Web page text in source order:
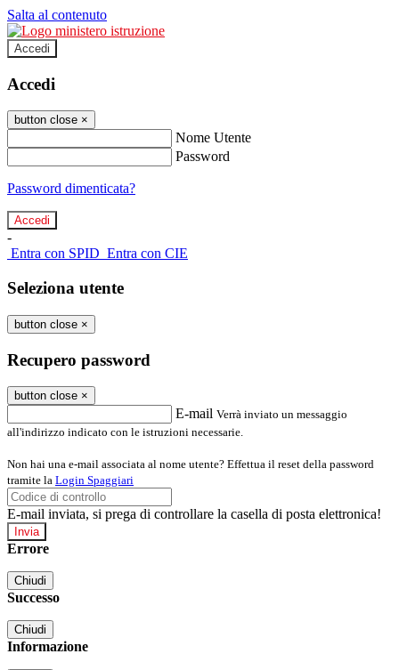
Salta al contenuto
Accedi
Accedi
button close ×
Nome Utente
Password
Password dimenticata?
-
Entra con SPID Entra con CIE
Seleziona utente
button close ×
Recupero password
button close ×
E-mail Verrà inviato un messaggio
all'indirizzo indicato con le istruzioni necessarie.
Non hai una e-mail associata al nome utente? Effettua il reset della password
tramite la Login Spaggiari
E-mail inviata, si prega di controllare la casella di posta elettronica!
Errore
Chiudi
Successo
Chiudi
Informazione